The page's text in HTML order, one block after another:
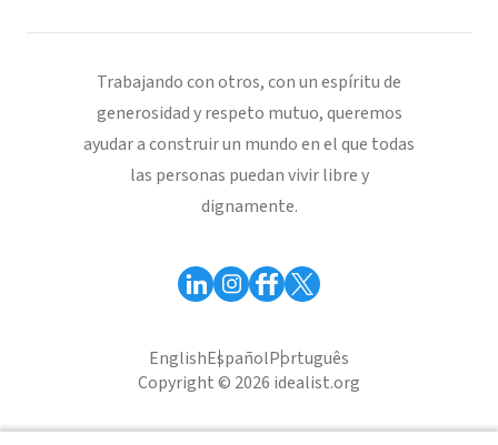
Trabajando con otros, con un espíritu de
generosidad y respeto mutuo, queremos
ayudar a construir un mundo en el que todas
las personas puedan vivir libre y
dignamente.
EnglishEspañolPortuguês
Copyright © 2026 idealist.org